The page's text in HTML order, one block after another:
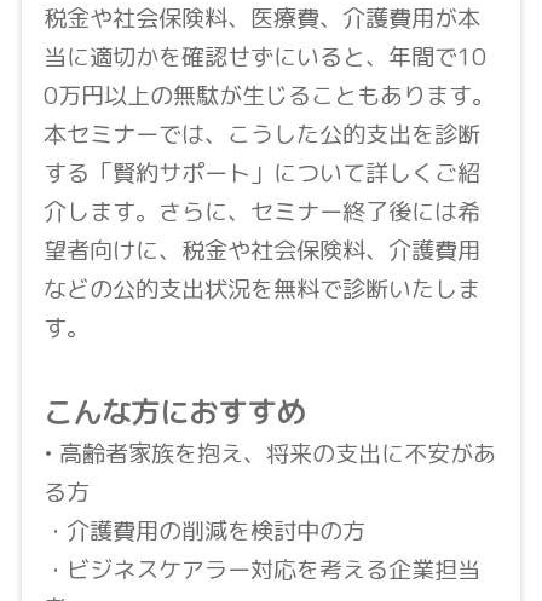
税金や社会保険料、医療費、介護費用が本
当に適切かを確認せずにいると、年間で10
0万円以上の無駄が生じることもあります。
本セミナーでは、こうした公的支出を診断
する「賢約サポート」について詳しくご紹
介します。さらに、セミナー終了後には希
望者向けに、税金や社会保険料、介護費用
などの公的支出状況を無料で診断いたしま
す。
こんな方におすすめ
• 高齢者家族を抱え、将来の支出に不安があ
る方
・介護費用の削減を検討中の方
・ビジネスケアラー対応を考える企業担当